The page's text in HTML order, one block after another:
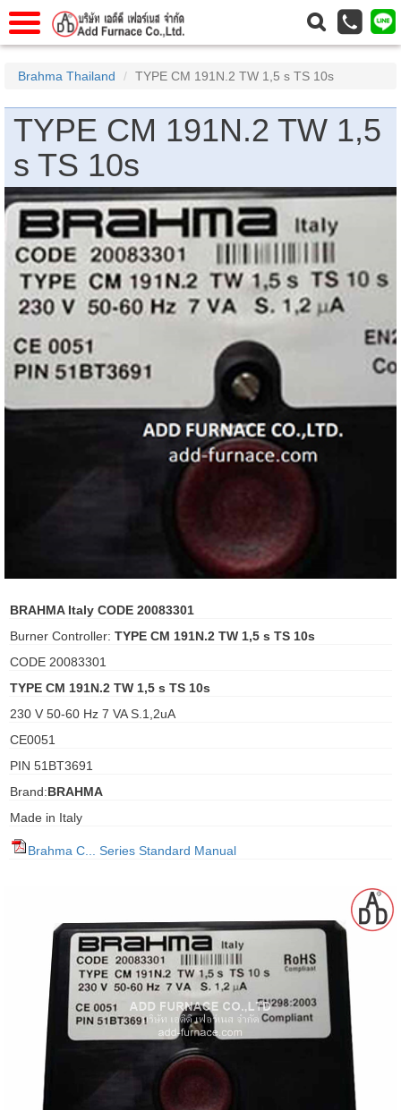
Service
รา Contact Us
Brahma Thailand TYPE CM 191N.2 TW 1,5 s TS 10s
TYPE CM 191N.2 TW 1,5
s TS 10s
BRAHMA Italy CODE 20083301
Burner Controller: TYPE CM 191N.2 TW 1,5 s TS 10s
CODE 20083301
TYPE CM 191N.2 TW 1,5 s TS 10s
230 V 50-60 Hz 7 VA S.1,2uA
CE0051
PIN 51BT3691
Brand:BRAHMA
Made in Italy
Brahma C... Series Standard Manual